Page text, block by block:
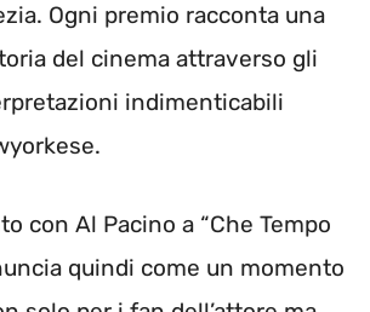
Ogni premio racconta una
del cinema attraverso gli
indimenticabili
con Al Pacino a “Che Tempo
quindi come un momento